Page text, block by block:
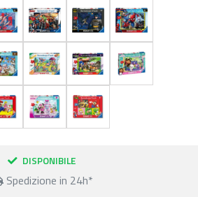
DISPONIBILE
Spedizione in 24h*